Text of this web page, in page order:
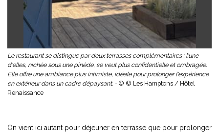
Le restaurant se distingue par deux terrasses complémentaires : l'une
d'elles, nichée sous une pinède, se veut plus confidentielle et ombragée.
Elle offre une ambiance plus intimiste, idéale pour prolonger l'expérience
en extérieur dans un cadre dépaysant. - © © Les Hamptons / Hôtel
Renaissance
On vient ici autant pour déjeuner en terrasse que pour prolonger